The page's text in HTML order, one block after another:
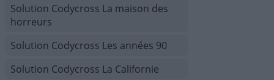
Solution Codycross La maison des
horreurs
Solution Codycross Les années 90
Solution Codycross La Californie